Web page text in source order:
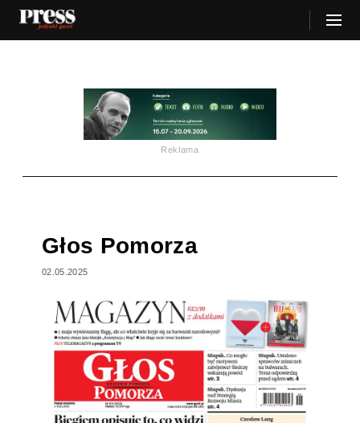
Reklama
Głos Pomorza
02.05.2025